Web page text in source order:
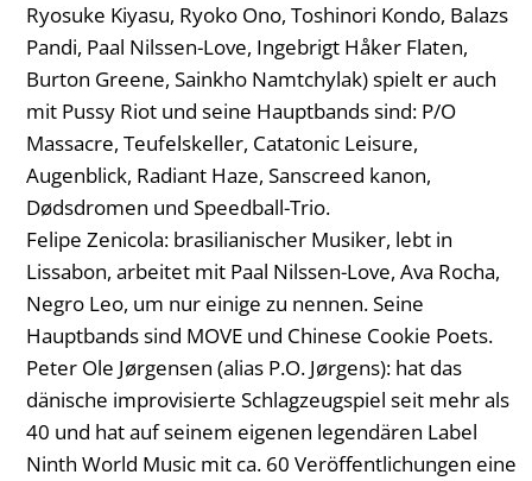
Ryosuke Kiyasu, Ryoko Ono, Toshinori Kondo, Balazs
Pandi, Paal Nilssen-Love, Ingebrigt Håker Flaten,
Burton Greene, Sainkho Namtchylak) spielt er auch
mit Pussy Riot und seine Hauptbands sind: P/O
Massacre, Teufelskeller, Catatonic Leisure,
Augenblick, Radiant Haze, Sanscreed kanon,
Dødsdromen und Speedball-Trio.
Felipe Zenicola: brasilianischer Musiker, lebt in
Lissabon, arbeitet mit Paal Nilssen-Love, Ava Rocha,
Negro Leo, um nur einige zu nennen. Seine
Hauptbands sind MOVE und Chinese Cookie Poets.
Peter Ole Jørgensen (alias P.O. Jørgens): hat das
dänische improvisierte Schlagzeugspiel seit mehr als
40 und hat auf seinem eigenen legendären Label
Ninth World Music mit ca. 60 Veröffentlichungen eine